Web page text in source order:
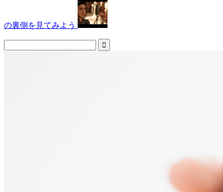
の裏側を見てみよう